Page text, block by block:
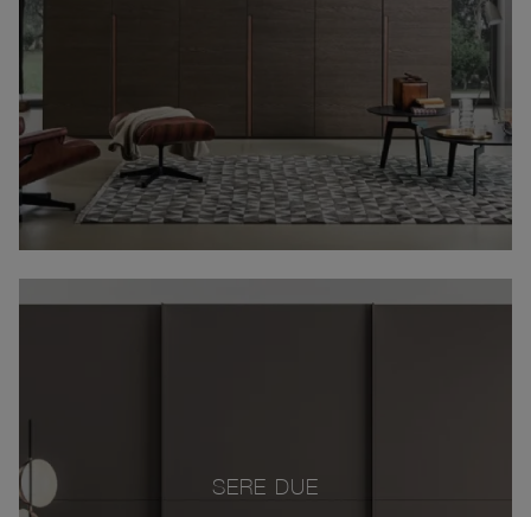
SERE DUE